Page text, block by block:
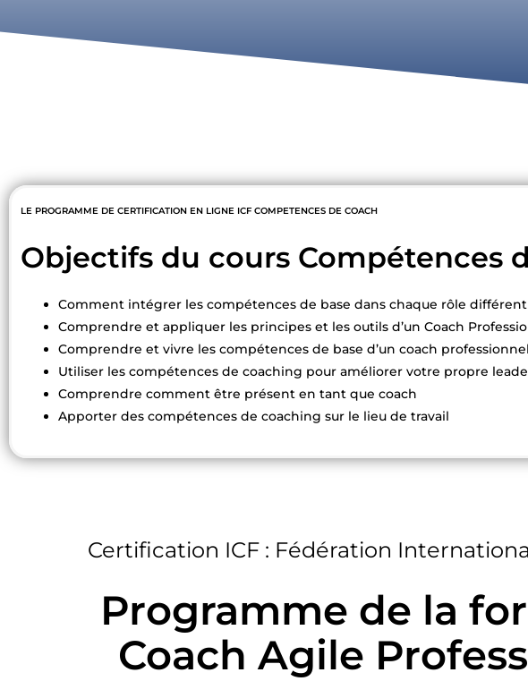
LE PROGRAMME DE CERTIFICATION EN LIGNE ICF COMPETENCES DE COACH
Objectifs du cours Compétences
Comment intégrer les compétences de base dans chaque rôle
Comprendre et appliquer les principes et les outils d’un Coach
Comprendre et vivre les compétences de base d’un coach professionnel
Utiliser les compétences de coaching pour améliorer votre propre
Comprendre comment être présent en tant que coach
Apporter des compétences de coaching sur le lieu de travail
Certification ICF : Fédération
Programme de la
Coach Agile